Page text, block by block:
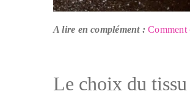
A lire en complément : Comment
Le choix du